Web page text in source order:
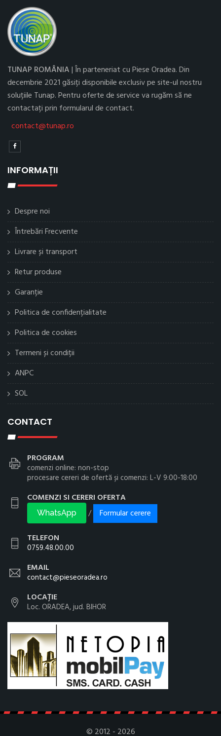
TUNAP ROMÂNIA| În parteneriat cu Piese Oradea. Din
decembrie 2021 găsiți disponibile exclusiv pe site-ul nostru
soluțiile Tunap. Pentru oferte de service va rugăm să ne
contactați prin formularul de contact.
contact@tunap.ro
INFORMAȚII
Despre noi
Întrebări Frecvente
Livrare și transport
Retur produse
Garanție
Politica de confidențialitate
Politica de cookies
Termeni și condiții
ANPC
SOL
CONTACT
PROGRAM
comenzi online: non-stop
procesare cereri de ofertă și comenzi: L-V 9:00-18:00
COMENZI SI CERERI OFERTA
WhatsApp /
Formular cerere
TELEFON
0759.48.00.00
EMAIL
contact@pieseoradea.ro
LOCAȚIE
Loc. ORADEA, jud. BIHOR
© 2012 - 2026